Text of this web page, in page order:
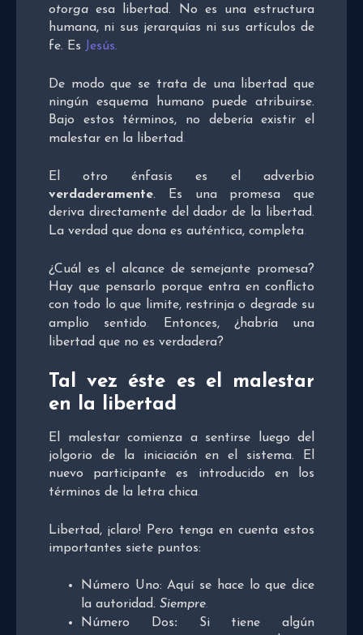
otorga esa libertad. No es una estructura
humana, ni sus jerarquías ni sus artículos de
fe. Es Jesús.
De modo que se trata de una libertad que
ningún esquema humano puede atribuirse.
Bajo estos términos, no debería existir el
malestar en la libertad.
El otro énfasis es el adverbio
verdaderamente. Es una promesa que
deriva directamente del dador de la libertad.
La verdad que dona es auténtica, completa.
¿Cuál es el alcance de semejante promesa?
Hay que pensarlo porque entra en conflicto
con todo lo que limite, restrinja o degrade su
amplio sentido. Entonces, ¿habría una
libertad que no es verdadera?
Tal vez éste es el malestar
en la libertad
El malestar comienza a sentirse luego del
jolgorio de la iniciación en el sistema. El
nuevo participante es introducido en los
términos de la letra chica.
Libertad, ¡claro! Pero tenga en cuenta estos
importantes siete puntos:
Número Uno: Aquí se hace lo que dice
la autoridad. Siempre.
Número
Dos: Si tiene algún